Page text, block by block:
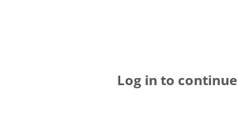
Log in to continue